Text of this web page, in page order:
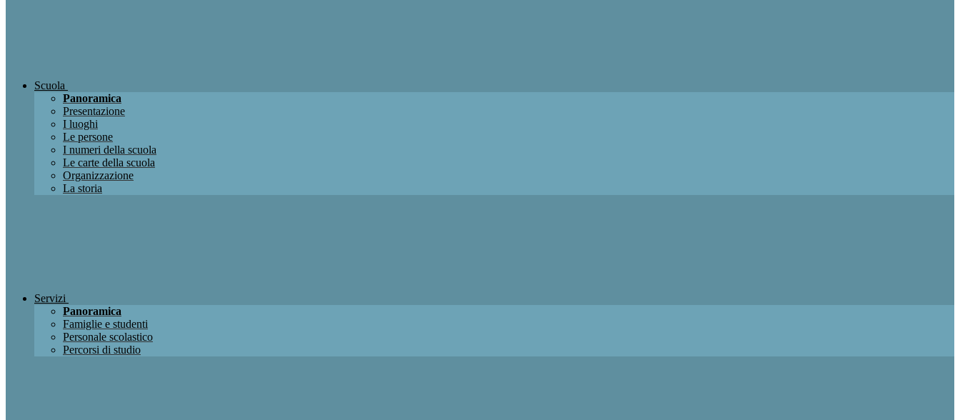
Scuola
Panoramica
Presentazione
I luoghi
Le persone
I numeri della scuola
Le carte della scuola
Organizzazione
La storia
Servizi
Panoramica
Famiglie e studenti
Personale scolastico
Percorsi di studio